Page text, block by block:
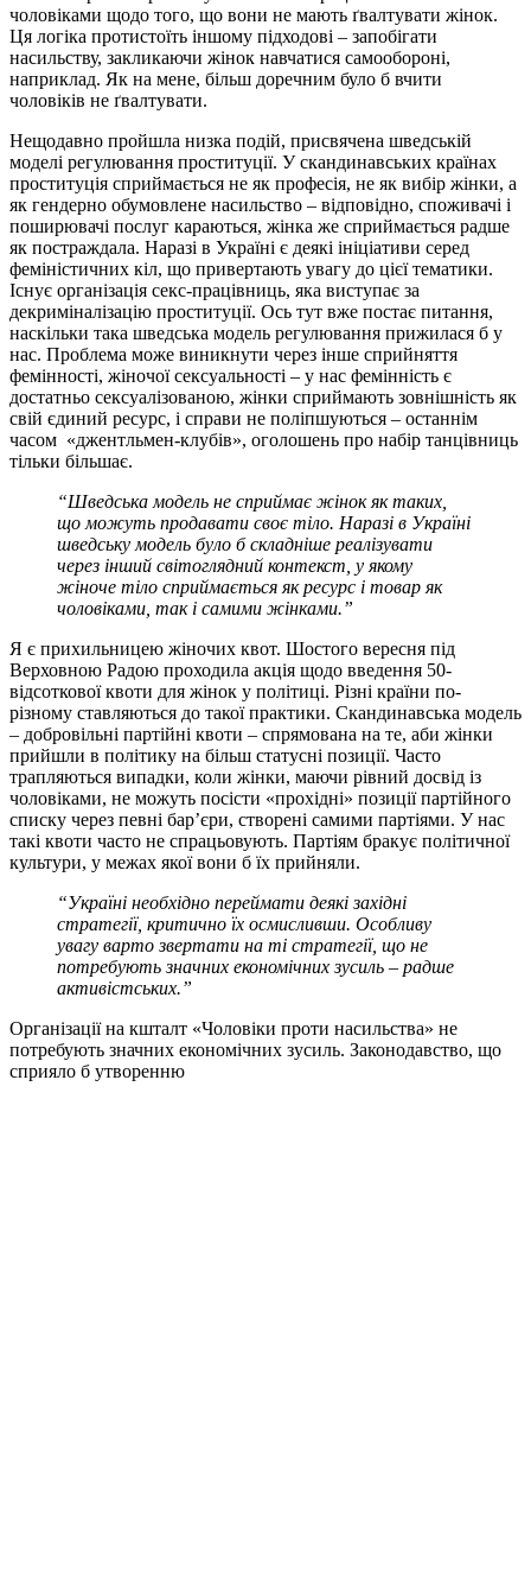
чоловіками щодо того, що вони не мають ґвалтувати жінок.
Ця логіка протистоїть іншому підходові – запобігати
насильству, закликаючи жінок навчатися самообороні,
наприклад. Як на мене, більш доречним було б вчити
чоловіків не ґвалтувати.
Нещодавно пройшла низка подій, присвячена шведській
моделі регулювання проституції. У скандинавських країнах
проституція сприймається не як професія, не як вибір жінки, а
як гендерно обумовлене насильство – відповідно, споживачі і
поширювачі послуг караються, жінка же сприймається радше
як постраждала. Наразі в Україні є деякі ініціативи серед
феміністичних кіл, що привертають увагу до цієї тематики.
Існує організація секс-працівниць, яка виступає за
декриміналізацію проституції. Ось тут вже постає питання,
наскільки така шведська модель регулювання прижилася б у
нас. Проблема може виникнути через інше сприйняття
фемінності, жіночої сексуальності – у нас фемінність є
достатньо сексуалізованою, жінки сприймають зовнішність як
свій єдиний ресурс, і справи не поліпшуються – останнім
часом «джентльмен-клубів», оголошень про набір танцівниць
тільки більшає.
“Шведська модель не сприймає жінок як таких,
що можуть продавати своє тіло. Наразі в Україні
шведську модель було б складніше реалізувати
через інший світоглядний контекст, у якому
жіноче тіло сприймається як ресурс і товар як
чоловіками, так і самими жінками.”
Я є прихильницею жіночих квот. Шостого вересня під
Верховною Радою проходила акція щодо введення 50-
відсоткової квоти для жінок у політиці. Різні країни по-
різному ставляються до такої практики. Скандинавська модель
– добровільні партійні квоти – спрямована на те, аби жінки
прийшли в політику на більш статусні позиції. Часто
трапляються випадки, коли жінки, маючи рівний досвід із
чоловіками, не можуть посісти «прохідні» позиції партійного
списку через певні бар’єри, створені самими партіями. У нас
такі квоти часто не спрацьовують. Партіям бракує політичної
культури, у межах якої вони б їх прийняли.
“Україні необхідно переймати деякі західні
стратегії, критично їх осмисливши. Особливу
увагу варто звертати на ті стратегії, що не
потребують значних економічних зусиль – радше
активістських.”
Організації на кшталт «Чоловіки проти насильства» не
потребують значних економічних зусиль. Законодавство, що
сприяло б утворенню